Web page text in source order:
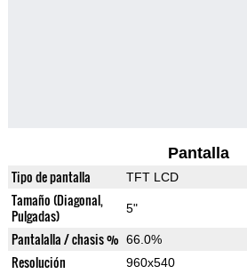
Pantalla
Tipo de pantalla TFT LCD
Tamaño (Diagonal,
Pulgadas)
5"
Pantalalla / chasis % 66.0%
Resolución 960x540